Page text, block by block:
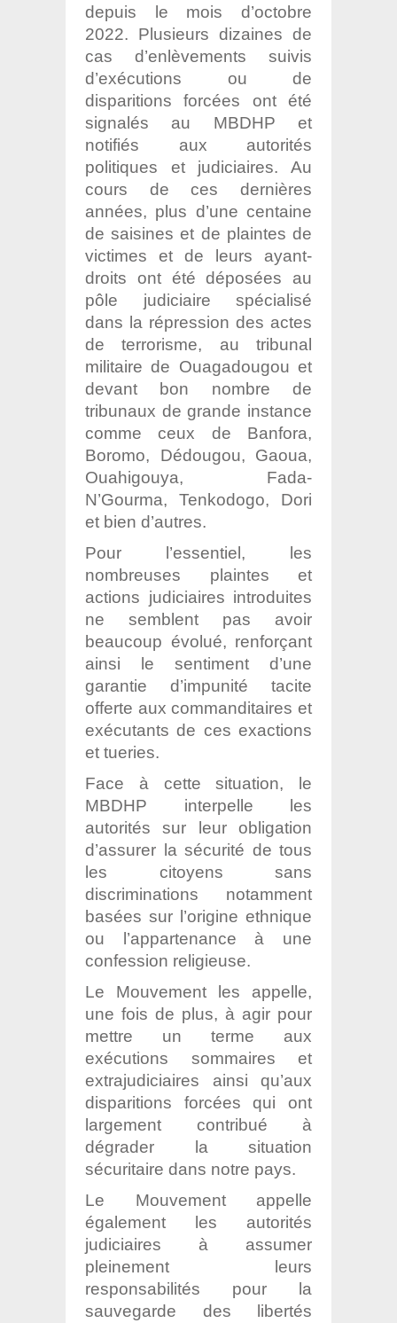
depuis le mois d’octobre
2022. Plusieurs dizaines de
cas d’enlèvements suivis
d’exécutions ou de
disparitions forcées ont été
signalés au MBDHP et
notifiés aux autorités
politiques et judiciaires. Au
cours de ces dernières
années, plus d’une centaine
de saisines et de plaintes de
victimes et de leurs ayant-
droits ont été déposées au
pôle judiciaire spécialisé
dans la répression des actes
de terrorisme, au tribunal
militaire de Ouagadougou et
devant bon nombre de
tribunaux de grande instance
comme ceux de Banfora,
Boromo, Dédougou, Gaoua,
Ouahigouya, Fada-
N’Gourma, Tenkodogo, Dori
et bien d’autres.
Pour l’essentiel, les
nombreuses plaintes et
actions judiciaires introduites
ne semblent pas avoir
beaucoup évolué, renforçant
ainsi le sentiment d’une
garantie d’impunité tacite
offerte aux commanditaires et
exécutants de ces exactions
et tueries.
Face à cette situation, le
MBDHP interpelle les
autorités sur leur obligation
d’assurer la sécurité de tous
les citoyens sans
discriminations notamment
basées sur l’origine ethnique
ou l’appartenance à une
confession religieuse.
Le Mouvement les appelle,
une fois de plus, à agir pour
mettre un terme aux
exécutions sommaires et
extrajudiciaires ainsi qu’aux
disparitions forcées qui ont
largement contribué à
dégrader la situation
sécuritaire dans notre pays.
Le Mouvement appelle
également les autorités
judiciaires à assumer
pleinement leurs
responsabilités pour la
sauvegarde des libertés